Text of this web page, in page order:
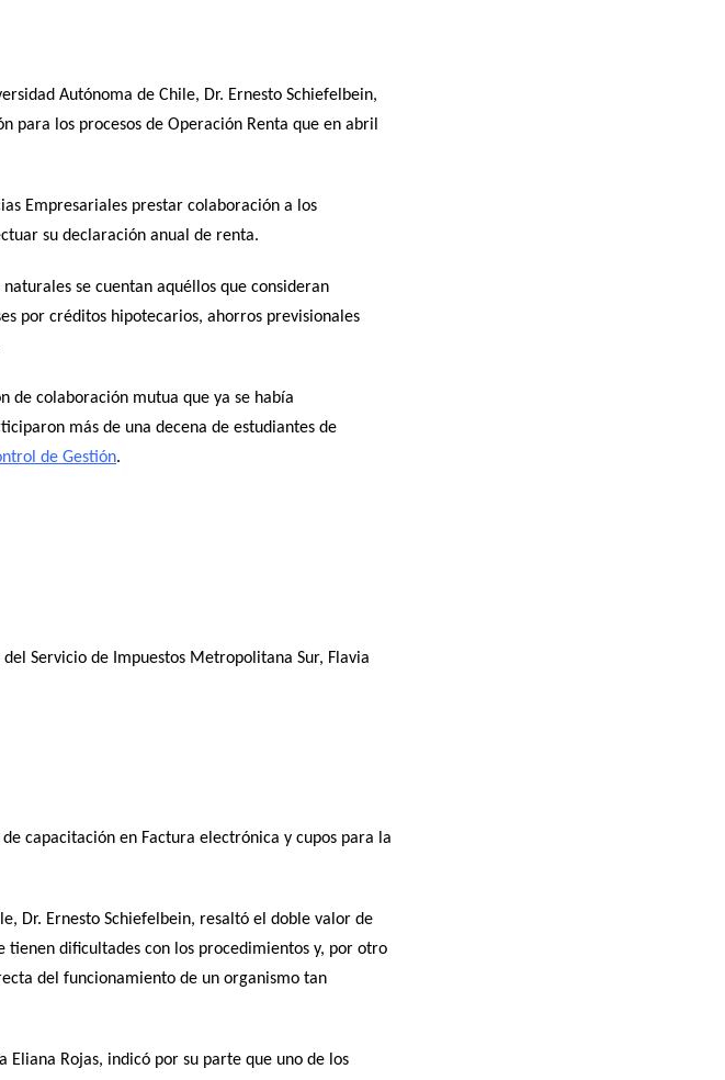
Autónoma de Chile, Dr. Ernesto Schiefelbein,
para los procesos de Operación Renta que en abril
Empresariales prestar colaboración a los
su declaración anual de renta.
se cuentan aquéllos que consideran
por créditos hipotecarios, ahorros previsionales
de colaboración mutua que ya se había
más de una decena de estudiantes de
de Gestión.
Servicio de Impuestos Metropolitana Sur, Flavia
capacitación en Factura electrónica y cupos para la
Dr. Ernesto Schiefelbein, resaltó el doble valor de
tienen dificultades con los procedimientos y, por otro
del funcionamiento de un organismo tan
Eliana Rojas, indicó por su parte que uno de los